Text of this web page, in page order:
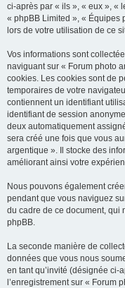
ci-après par « ils », « eux », «
« phpBB Limited », « Équipes
lors de votre utilisation de ce
Vos informations sont
naviguant sur « Forum photo
cookies. Les cookies sont de
temporaires de votre
contiennent un identifiant
identifiant de session
deux automatiquement
sera créé une fois que vous
argentique ». Il stocke des
améliorant ainsi votre
Nous pouvons également
pendant que vous naviguez
du cadre de ce document, qui
phpBB.
La seconde manière de
données que vous nous
en tant qu’invité (désignée ci-
l’enregistrement sur « Forum